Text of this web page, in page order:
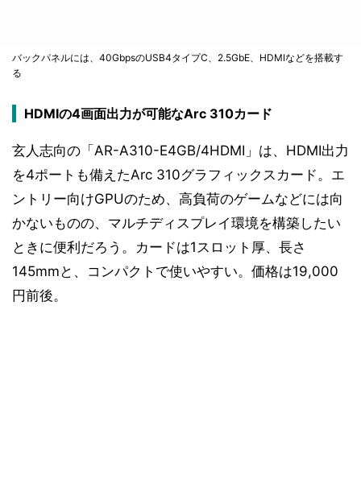
バックパネルには、40GbpsのUSB4タイプC、2.5GbE、HDMIなどを搭載す
る
HDMIの4画面出力が可能なArc 310カード
玄人志向の「AR-A310-E4GB/4HDMI」は、HDMI出力
を4ポートも備えたArc 310グラフィックスカード。エ
ントリー向けGPUのため、高負荷のゲームなどには向
かないものの、マルチディスプレイ環境を構築したい
ときに便利だろう。カードは1スロット厚、長さ
145mmと、コンパクトで使いやすい。価格は19,000
円前後。